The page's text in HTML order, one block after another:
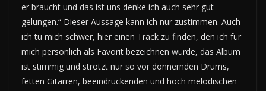
er braucht und das ist uns denke ich auch sehr gut
gelungen.“ Dieser Aussage kann ich nur zustimmen. Auch
ich tu mich schwer, hier einen Track zu finden, den ich für
mich persönlich als Favorit bezeichnen würde, das Album
ist stimmig und strotzt nur so vor donnernden Drums,
fetten Gitarren, beeindruckenden und hoch melodischen